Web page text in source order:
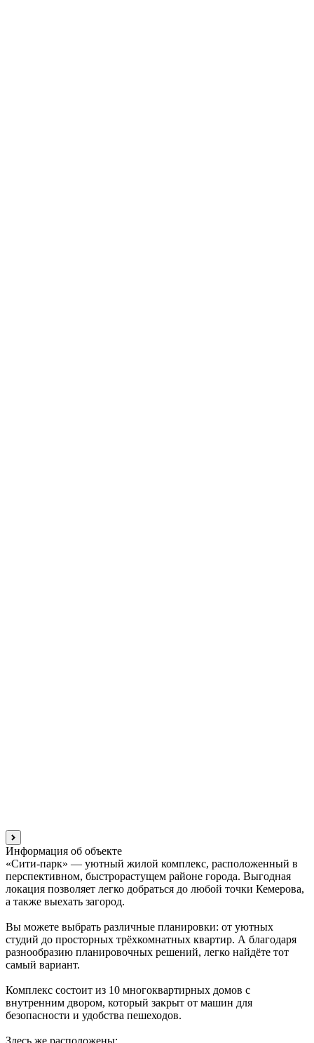
Информация об объекте
«Сити-парк» — уютный жилой комплекс, расположенный в
перспективном, быстрорастущем районе города. Выгодная
локация позволяет легко добраться до любой точки Кемерова,
а также выехать загород.
Вы можете выбрать различные планировки: от уютных
студий до просторных трёхкомнатных квартир. А благодаря
разнообразию планировочных решений, легко найдёте тот
самый вариант.
Комплекс состоит из 10 многоквартирных домов с
внутренним двором, который закрыт от машин для
безопасности и удобства пешеходов.